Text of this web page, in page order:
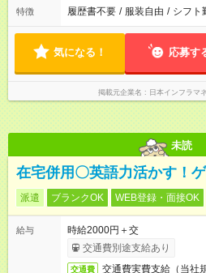
特徴 履歴書不要 / 服装自由 / シフト
気になる！ 応募す
掲載元企業名 日本インフラマ
未読
在宅併用〇英語力活かす！
派遣 ブランクOK WEB登録・面接OK
給与
時給2000円＋交
交通費別途支給あり
交通費 交通費実費支給（当社